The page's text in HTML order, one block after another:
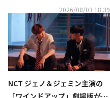
2026/08/03 18:39
NCT ジェノ＆ジェミン主演の
「ワインドアップ」劇場版が韓